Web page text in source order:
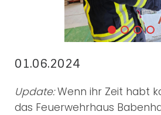
01.06.2024
Update:Wenn ihr Zeit habt
das Feuerwehrhaus